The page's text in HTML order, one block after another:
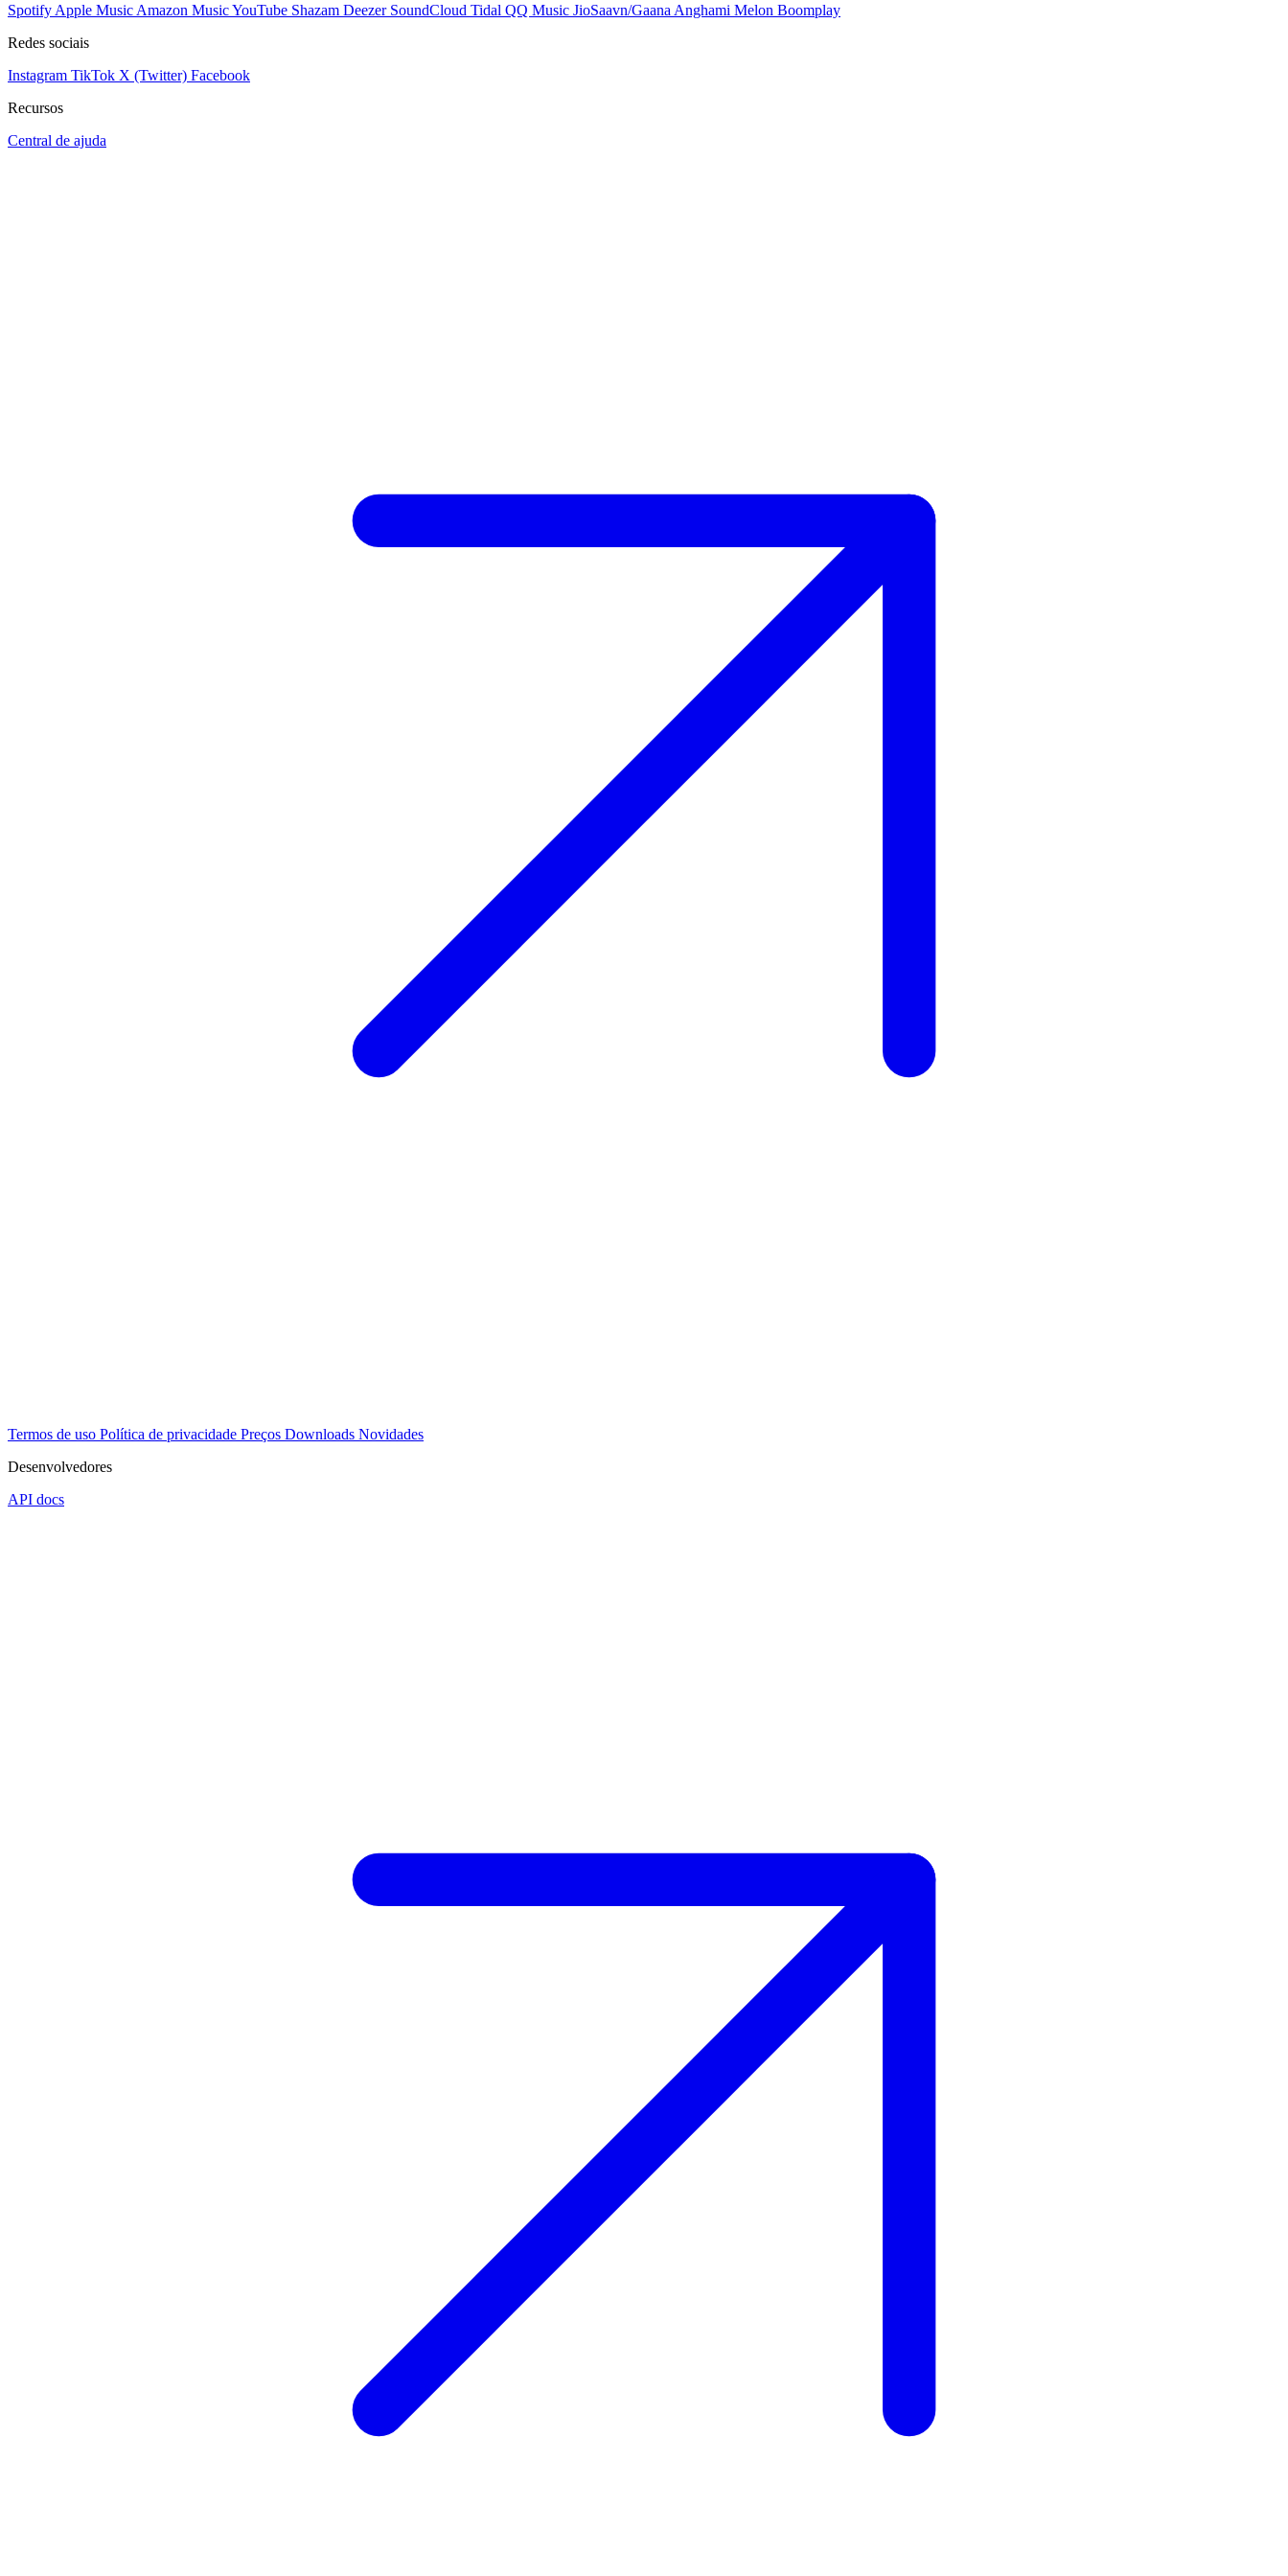
Spotify Apple Music Amazon MusicYouTube Shazam Deezer SoundCloud Tidal QQ Music JioSaavn/Gaana Anghami Melon Boomplay
Redes sociais
Instagram TikTok X (Twitter) Facebook
Recursos
Central de ajuda
Termos de uso Política de privacidade Preços Downloads Novidades
Desenvolvedores
API docs